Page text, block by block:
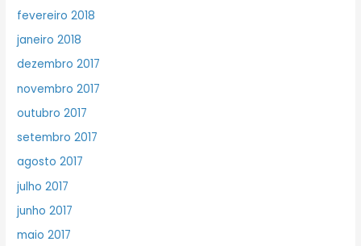
fevereiro 2018
janeiro 2018
dezembro 2017
novembro 2017
outubro 2017
setembro 2017
agosto 2017
julho 2017
junho 2017
maio 2017